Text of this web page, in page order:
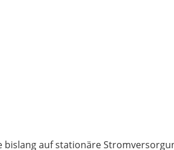
bislang auf stationäre